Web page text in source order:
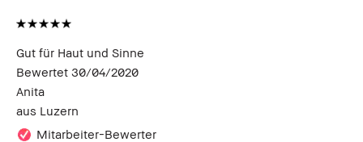
Gut für Haut und Sinne
Bewertet 30/04/2020
Anita
aus Luzern
Mitarbeiter-Bewerter